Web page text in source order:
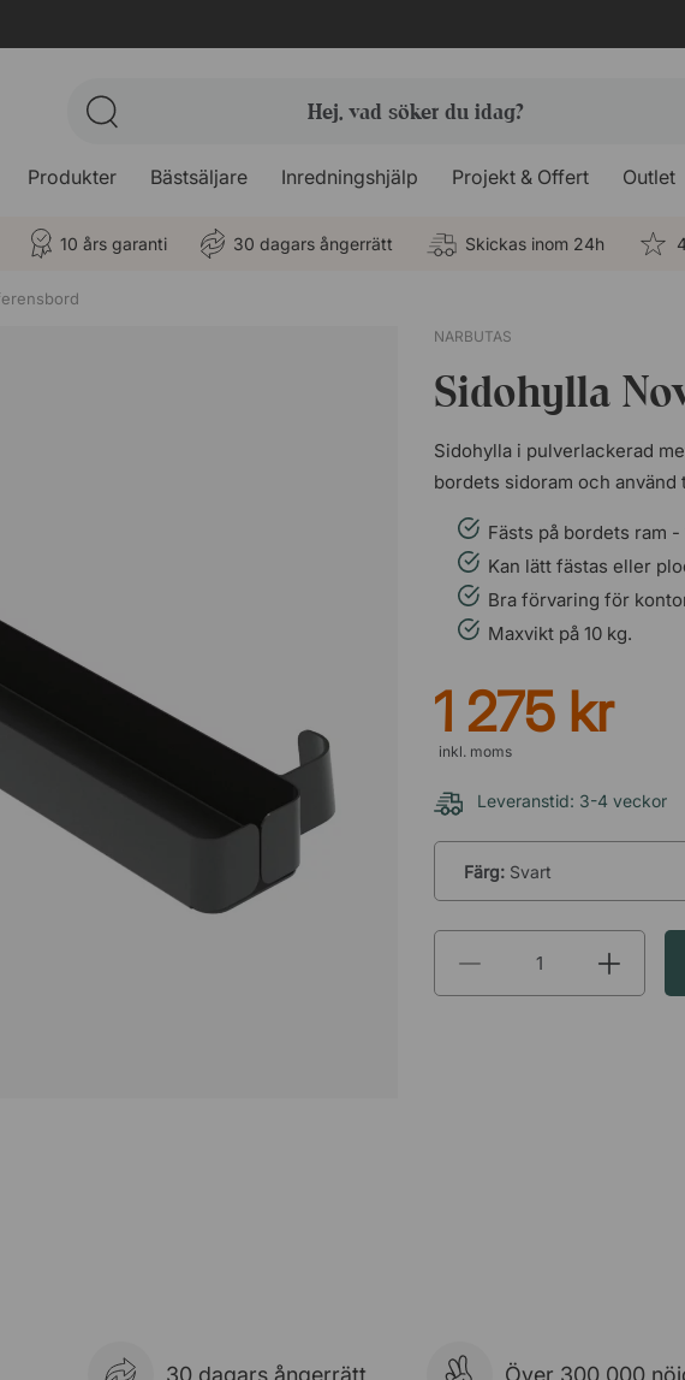
Produkter Bästsäljare Inredningshjälp Projekt & Offert Outlet
10 års garanti 30 dagars ångerrätt Skickas inom 24h
NARBUTAS
Sidohylla
Sidohylla i pulverlackerad
bordets sidoram och
Fästs på bordets ram
Kan lätt fästas eller
Bra förvaring för
Maxvikt på 10 kg.
1 275 kr
inkl. moms
Leveranstid: 3-4 veckor
Färg: Svart
30 dagars ångerrätt Över 300 000